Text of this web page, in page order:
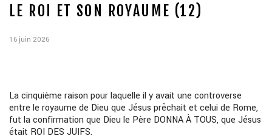
LE ROI ET SON ROYAUME (12)
16 juin 2026
La cinquième raison pour laquelle il y avait une controverse
entre le royaume de Dieu que Jésus prêchait et celui de Rome,
fut la confirmation que Dieu le Père DONNA À TOUS, que Jésus
était ROI DES JUIFS.